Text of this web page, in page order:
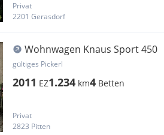
Privat
2201 Gerasdorf
Wohnwagen Knaus Sport 450
gültiges Pickerl
2011 EZ1.234 km4 Betten
Privat
2823 Pitten